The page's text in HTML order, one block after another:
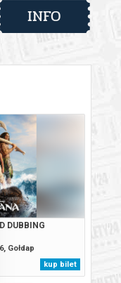
INFO
DUBBING
Gołdap
kup bilet